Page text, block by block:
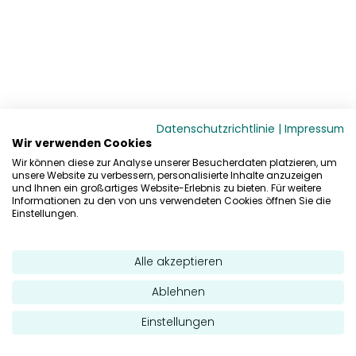
Datenschutzrichtlinie | Impressum
Wir verwenden Cookies
Wir können diese zur Analyse unserer Besucherdaten platzieren, um
unsere Website zu verbessern, personalisierte Inhalte anzuzeigen
und Ihnen ein großartiges Website-Erlebnis zu bieten. Für weitere
Informationen zu den von uns verwendeten Cookies öffnen Sie die
Einstellungen.
Alle akzeptieren
Ablehnen
Einstellungen